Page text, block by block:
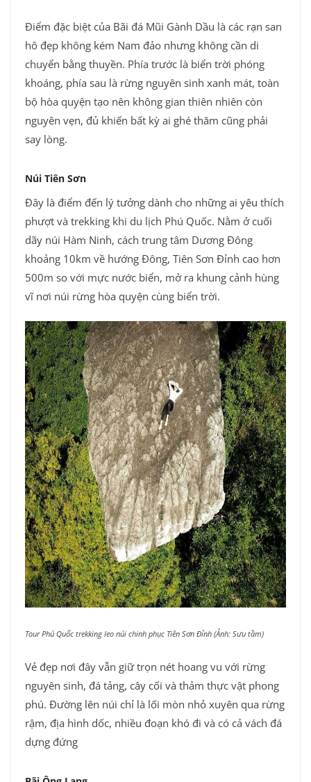
Điểm đặc biệt của Bãi đá Mũi Gành Dầu là các rạn san
hô đẹp không kém Nam đảo nhưng không cần di
chuyển bằng thuyền. Phía trước là biển trời phóng
khoáng, phía sau là rừng nguyên sinh xanh mát, toàn
bộ hòa quyện tạo nên không gian thiên nhiên còn
nguyên vẹn, đủ khiến bất kỳ ai ghé thăm cũng phải
say lòng.
Núi Tiên Sơn
Đây là điểm đến lý tưởng dành cho những ai yêu thích
phượt và trekking khi du lịch Phú Quốc. Nằm ở cuối
dãy núi Hàm Ninh, cách trung tâm Dương Đông
khoảng 10km về hướng Đông, Tiên Sơn Đỉnh cao hơn
500m so với mực nước biển, mở ra khung cảnh hùng
vĩ nơi núi rừng hòa quyện cùng biển trời.
Tour Phú Quốc trekking leo núi chinh phục Tiên Sơn Đỉnh (Ảnh: Sưu tầm)
Vẻ đẹp nơi đây vẫn giữ trọn nét hoang vu với rừng
nguyên sinh, đá tảng, cây cối và thảm thực vật phong
phú. Đường lên núi chỉ là lối mòn nhỏ xuyên qua rừng
rậm, địa hình dốc, nhiều đoạn khó đi và có cả vách đá
dựng đứng